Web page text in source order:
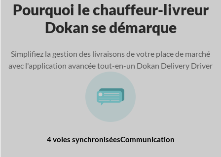
Pourquoi le chauffeur-livreur
Dokan se démarque
Simplifiez la gestion des livraisons de votre place de marché
avec l'application avancée tout-en-un Dokan Delivery Driver
4 voies synchroniséesCommunication